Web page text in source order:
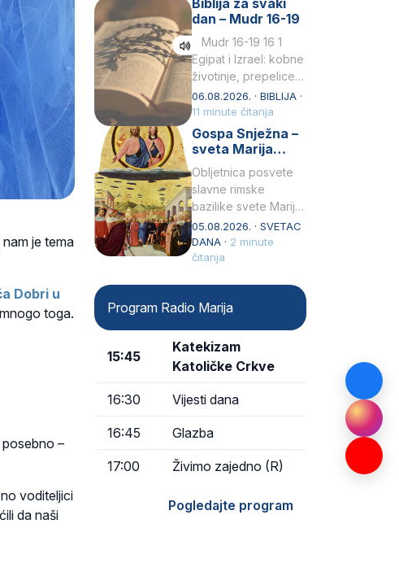
nam je tema
Dobri u
toga.
–
voditeljici
da naši
Petar u svojoj
drugoj…
Biblija za svaki
dan – Mudr 16-19
Mudr 16-19 16 1
Egipat i Izrael: kobne
životinje, prepelice
Zato bijahu
primjereno kažnjeni
sličnim životinjamai
mučeni mnoštvom
06.08.2026. · BIBLIJA ·
11 minute čitanja
Gospa Snježna –
sveta Marija
Velika, zaštitnica
rimske bazilike
Obljetnica posvete
slavne rimske
bazilike svete Marije
Velike (Santa Maria
Maggiore) u narodu
se slavi kao Gospa
05.08.2026. · SVETAC
DANA · 2 minute
čitanja
Program Radio Marija
15:45
Katekizam
Katoličke Crkve
16:30 Vijesti dana
16:45 Glazba
17:00 Živimo zajedno (R)
Pogledajte program